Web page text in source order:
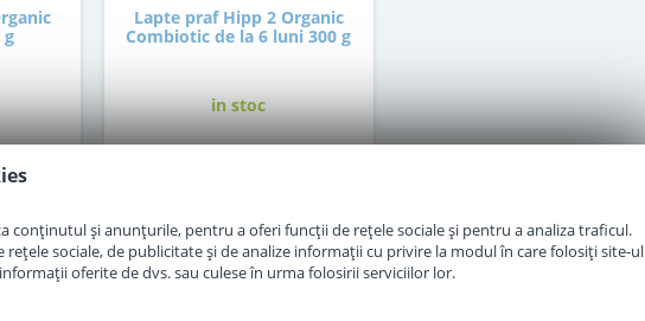
g
Lapte praf Hipp 2 Organic
Combiotic de la 6 luni 300 g
in stoc
Adauga in cos
conținutul și anunțurile, pentru a oferi funcții de rețele sociale și pentru a analiza traficul.
rețele sociale, de publicitate și de analize informații cu privire la modul în care folosiți site-ul
oferite de dvs. sau culese în urma folosirii serviciilor lor.